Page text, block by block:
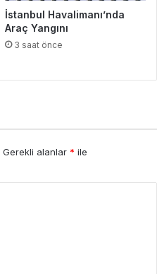
İstanbul Havalimanı’nda
Araç Yangını
3 saat önce
Gerekli alanlar * ile